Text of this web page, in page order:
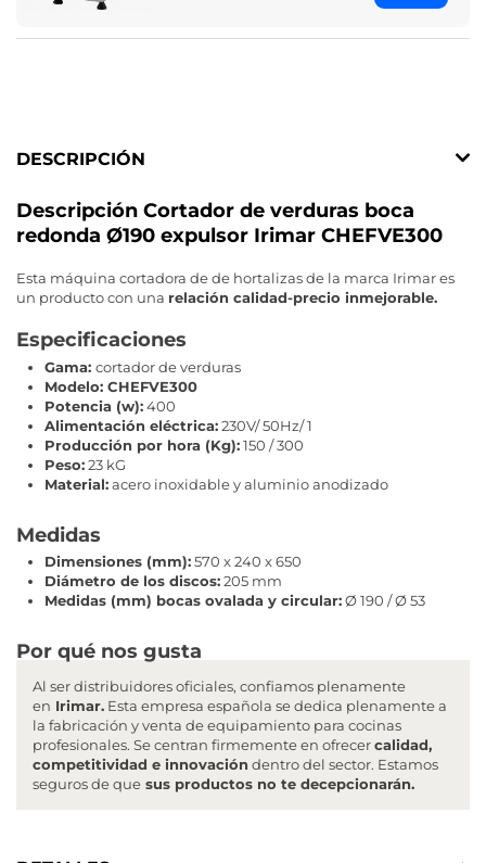
DESCRIPCIÓN
Descripción Cortador de verduras boca
redonda Ø190 expulsor Irimar CHEFVE300
Esta máquina cortadora de de hortalizas de la marca Irimar es
un producto con una relación calidad-precio inmejorable.
Especificaciones
Gama: cortador de verduras
Modelo: CHEFVE300
Potencia (w):400
Alimentación eléctrica:230V/ 50Hz/ 1
Producción por hora (Kg):150 / 300
Peso:23 kG
Material:acero inoxidable y aluminio anodizado
Medidas
Dimensiones (mm):570 x 240 x 650
Diámetro de los discos:205 mm
Medidas (mm) bocas ovalada y circular:Ø 190 / Ø 53
Por qué nos gusta
Al ser distribuidores oficiales, confiamos plenamente
en Irimar. Esta empresa española se dedica plenamente a
la fabricación y venta de equipamiento para cocinas
profesionales. Se centran firmemente en ofrecercalidad,
competitividad e innovación dentro del sector. Estamos
seguros de que sus productos no te decepcionarán.